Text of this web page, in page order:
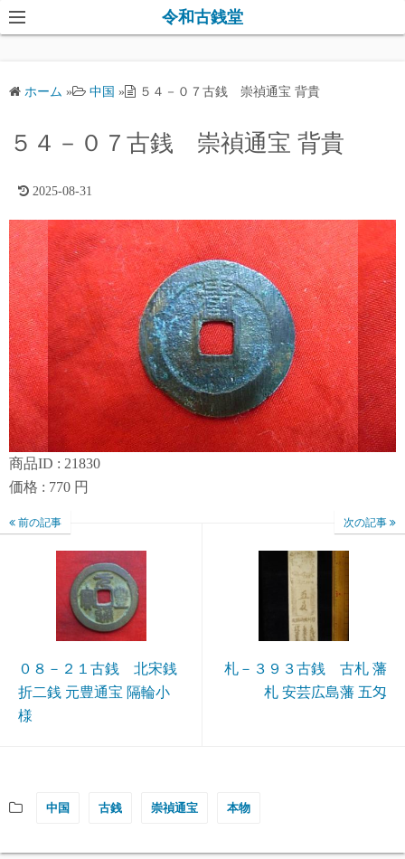
コ
ン
プ
令和古銭堂
ホーム » 中国 » ５４－０７古銭 崇禎通宝 背貴
５４－０７古銭 崇禎通宝 背貴
2025-08-31
商品ID : 21830
価格 : 770 円
前の記事
０８－２１古銭 北宋銭
折二銭 元豊通宝 隔輪小
様
次の記事
札－３９３古銭 古札 藩
札 安芸広島藩 五匁
中国 古銭 崇禎通宝 本物